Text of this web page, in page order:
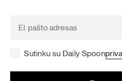
Sutinku su Daily Spoon